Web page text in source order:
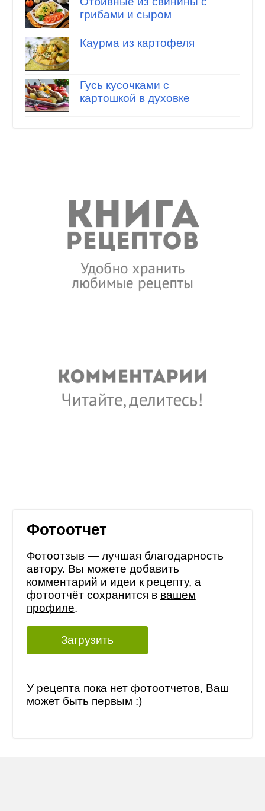
грибами и сыром
Каурма из картофеля
Гусь кусочками с
картошкой в духовке
Фотоотчет
Фотоотзыв — лучшая благодарность
автору. Вы можете добавить
комментарий и идеи к рецепту, а
фотоотчёт сохранится в вашем
профиле.
Загрузить
У рецепта пока нет фотоотчетов, Ваш
может быть первым :)